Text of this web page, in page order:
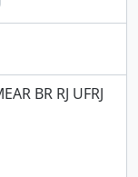
BR RJ UFRJ